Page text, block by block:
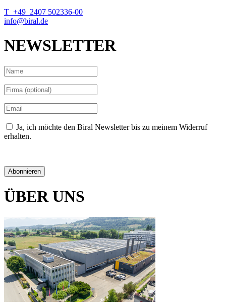
T +49 2407 502336-00
info@biral.de
NEWSLETTER
Ja, ich möchte den Biral Newsletter bis zu meinem Widerruf
erhalten.
Abonnieren
ÜBER UNS